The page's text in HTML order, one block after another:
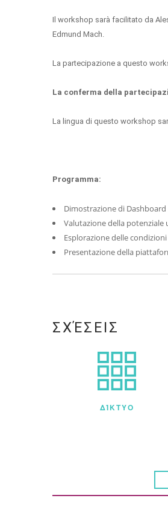
Il workshop sarà facilitato da
Edmund Mach.
La partecipazione a questo
La conferma della
La lingua di questo workshop
Programma:
Dimostrazione di
Valutazione della
Esplorazione delle
Presentazione della
ΣΧΈΣΕΙΣ
ΔΊΚΤΥΟ